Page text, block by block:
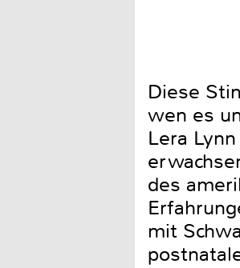
Diese
wen es
Lera
des
mit